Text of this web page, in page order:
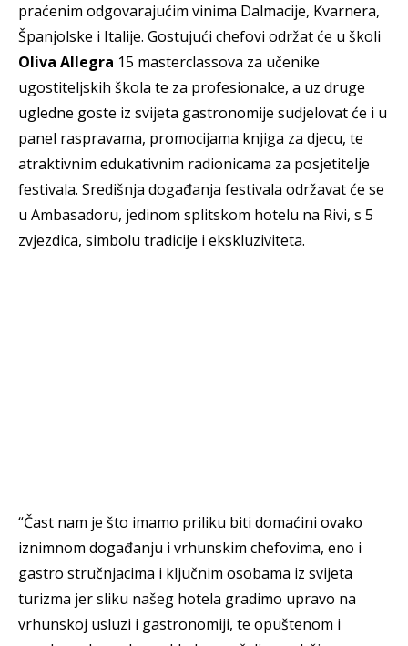
praćenim odgovarajućim vinima Dalmacije, Kvarnera,
Španjolske i Italije. Gostujući chefovi održat će u školi
Oliva Allegra 15 masterclassova za učenike
ugostiteljskih škola te za profesionalce, a uz druge
ugledne goste iz svijeta gastronomije sudjelovat će i u
panel raspravama, promocijama knjiga za djecu, te
atraktivnim edukativnim radionicama za posjetitelje
festivala. Središnja događanja festivala održavat će se
u Ambasadoru, jedinom splitskom hotelu na Rivi, s 5
zvjezdica, simbolu tradicije i ekskluziviteta.
“Čast nam je što imamo priliku biti domaćini ovako
iznimnom događanju i vrhunskim chefovima, eno i
gastro stručnjacima i ključnim osobama iz svijeta
turizma jer sliku našeg hotela gradimo upravo na
vrhunskoj usluzi i gastronomiji, te opuštenom i